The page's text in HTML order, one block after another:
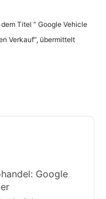
Titel “ Google Vehicle
Verkauf“, übermittelt
Google